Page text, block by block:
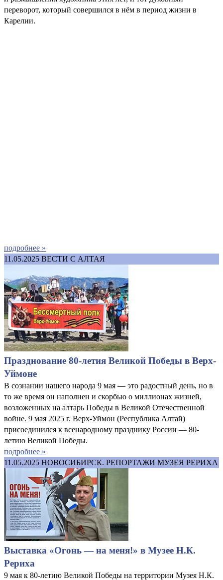
переворот, который совершился в нём в период жизни в
Карелии.
подробнее »
11.05.2025 ВЕСТИ С АЛТАЯ
Празднование 80-летия Великой Победы в Верх-
Уймоне
В сознании нашего народа 9 мая — это радостный день, но в
то же время он наполнен и скорбью о миллионах жизней,
возложенных на алтарь Победы в Великой Отечественной
войне. 9 мая 2025 г. Верх-Уймон (Республика Алтай)
присоединился к всенародному празднику России — 80-
летию Великой Победы.
подробнее »
11.05.2025 НОВОСИБИРСК. РЕПОРТАЖИ МУЗЕЯ РЕРИХА
Выставка «Огонь — на меня!» в Музее Н.К.
Рериха
9 мая к 80-летию Великой Победы на территории Музея Н.К.